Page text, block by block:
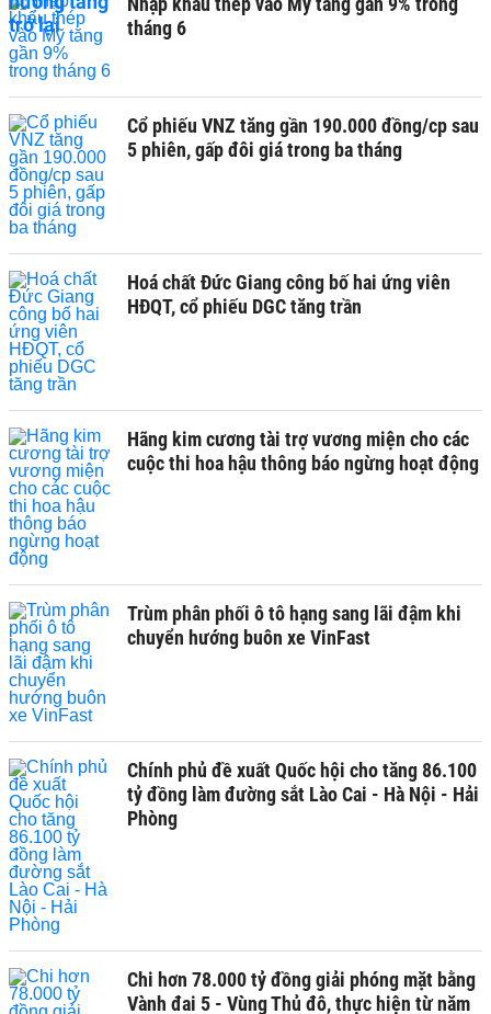
tháng 6
Cổ phiếu VNZ tăng gần 190.000 đồng/cp sau
5 phiên, gấp đôi giá trong ba tháng
Hoá chất Đức Giang công bố hai ứng viên
HĐQT, cổ phiếu DGC tăng trần
Hãng kim cương tài trợ vương miện cho các
cuộc thi hoa hậu thông báo ngừng hoạt động
Trùm phân phối ô tô hạng sang lãi đậm khi
chuyển hướng buôn xe VinFast
Chính phủ đề xuất Quốc hội cho tăng 86.100
tỷ đồng làm đường sắt Lào Cai - Hà Nội - Hải
Phòng
Chi hơn 78.000 tỷ đồng giải phóng mặt bằng
Vành đai 5 - Vùng Thủ đô, thực hiện từ năm